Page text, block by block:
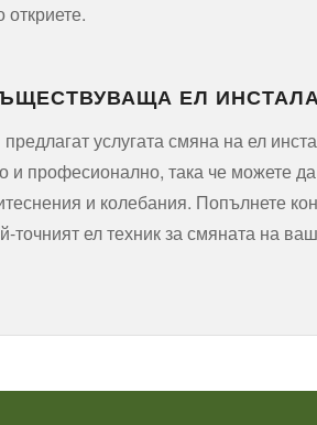
ЕЛ
услугата смяна на ел
и професионално, така че можете
и колебания. Попълнете
точният ел техник за смяната на